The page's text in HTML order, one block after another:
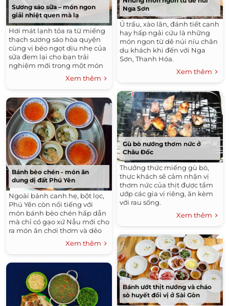
Sương sáo sữa – món ngon
giải nhiệt quen mà lạ
Hơi mát lạnh tỏa ra từ miếng
thạch sương sáo hòa quyện
cùng vị béo ngọt dịu nhẹ của
sữa đem lại cho bạn trải
nghiệm mới trong một món
Xem thêm
Bánh bèo chén - món ăn
dung dị đất Phú Yên
Ngoài bánh canh hẹ, bột lọc,
Phú Yên còn nổi tiếng với
món bánh bèo chén hấp dẫn
mà chỉ có gạo xứ Nẫu mới cho
ra món ăn chơi thơm và dẻo
Xem thêm
Nga Sơn
Ủ trấu, xào lăn, đánh tiết canh
hay hấp ngải cứu là những
món ngon từ dê núi níu chân
du khách khi đến với Nga
Sơn, Thanh Hóa.
Xem thêm
Gù bò nướng thơm nức ở
Châu Đốc
Thưởng thức miếng gù bò,
thực khách sẽ cảm nhận vị
thơm nức của thịt được tẩm
ướp các gia vị riêng, ăn kèm
với rau sống.
Xem thêm
Bánh ướt thịt nướng và cháo
sò huyết đổi vị ở Sài Gòn